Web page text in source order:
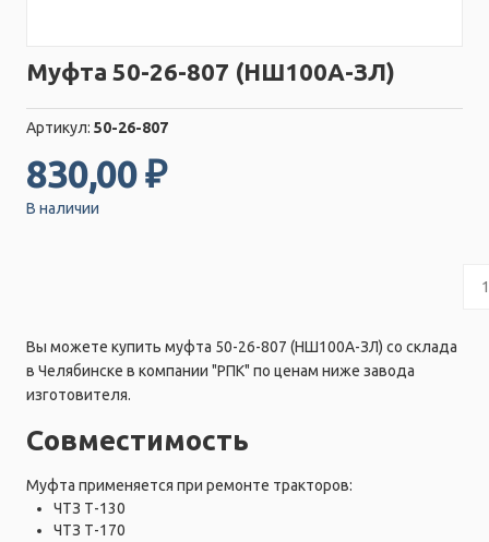
Муфта 50-26-807 (НШ100А-ЗЛ)
Артикул: 50-26-807
830,00 ₽
В наличии
Вы можете купить муфта 50-26-807 (НШ100А-ЗЛ) со склада
в Челябинске в компании "РПК" по ценам ниже завода
изготовителя.
Совместимость
Муфта применяется при ремонте тракторов:
ЧТЗ Т-130
ЧТЗ Т-170